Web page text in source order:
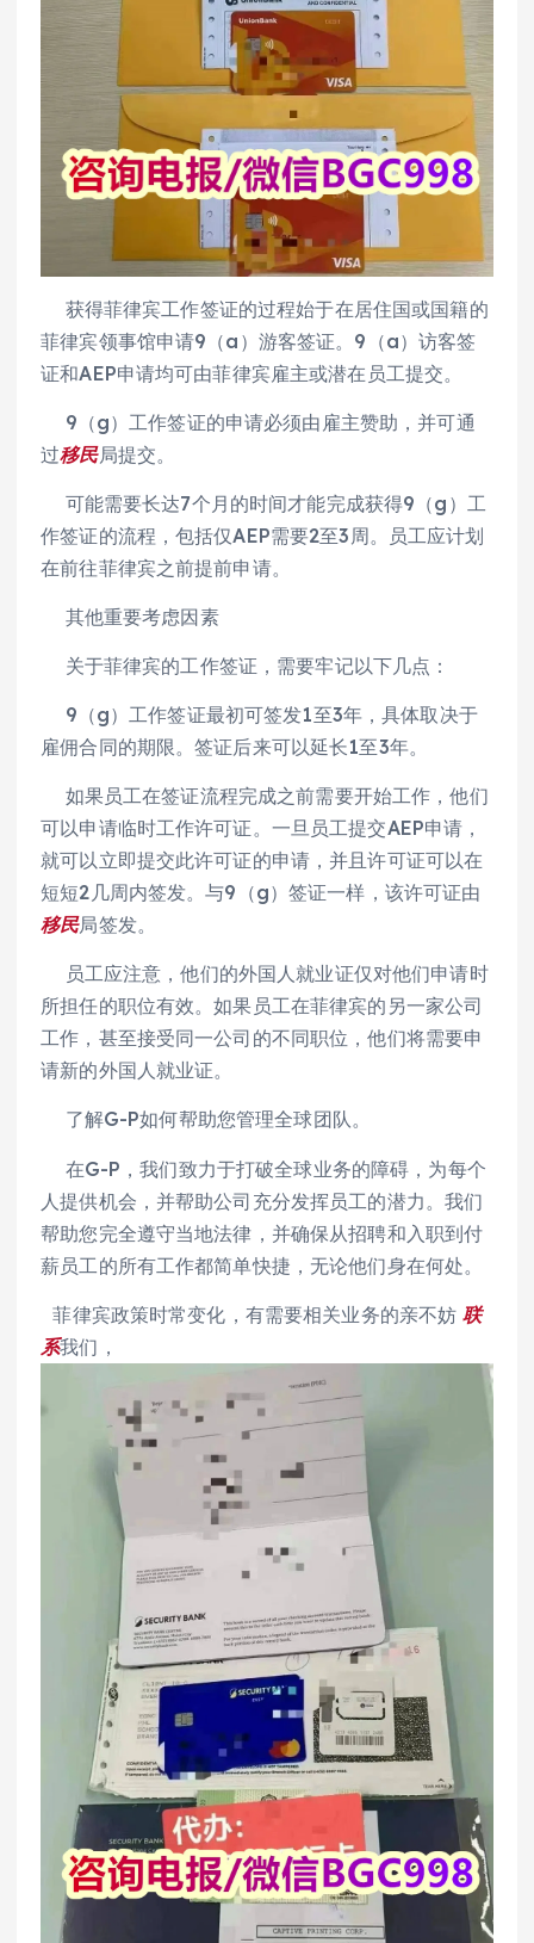
获得菲律宾工作签证的过程始于在居住国或国籍的
菲律宾领事馆申请9（a）游客签证。9（a）访客签
证和AEP申请均可由菲律宾雇主或潜在员工提交。
9（g）工作签证的申请必须由雇主赞助，并可通
过移民局提交。
可能需要长达7个月的时间才能完成获得9（g）工
作签证的流程，包括仅AEP需要2至3周。员工应计划
在前往菲律宾之前提前申请。
其他重要考虑因素
关于菲律宾的工作签证，需要牢记以下几点：
9（g）工作签证最初可签发1至3年，具体取决于
雇佣合同的期限。签证后来可以延长1至3年。
如果员工在签证流程完成之前需要开始工作，他们
可以申请临时工作许可证。一旦员工提交AEP申请，
就可以立即提交此许可证的申请，并且许可证可以在
短短2几周内签发。与9（g）签证一样，该许可证由
移民局签发。
员工应注意，他们的外国人就业证仅对他们申请时
所担任的职位有效。如果员工在菲律宾的另一家公司
工作，甚至接受同一公司的不同职位，他们将需要申
请新的外国人就业证。
了解G-P如何帮助您管理全球团队。
在G-P，我们致力于打破全球业务的障碍，为每个
人提供机会，并帮助公司充分发挥员工的潜力。我们
帮助您完全遵守当地法律，并确保从招聘和入职到付
薪员工的所有工作都简单快捷，无论他们身在何处。
菲律宾政策时常变化，有需要相关业务的亲不妨联
系我们，